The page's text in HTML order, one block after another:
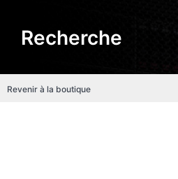
Recherche
Revenir à la boutique